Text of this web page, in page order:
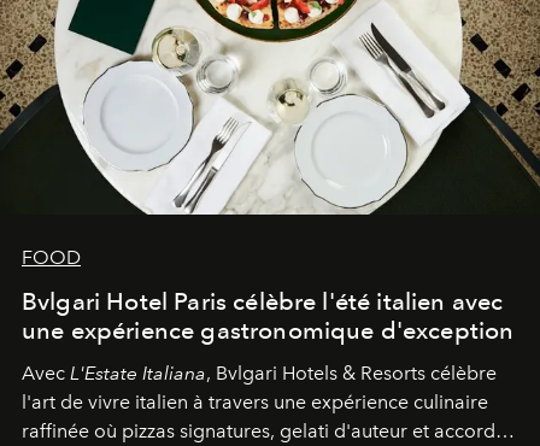
FOOD
Bvlgari Hotel Paris célèbre l'été italien avec
une expérience gastronomique d'exception
Avec L'Estate Italiana, Bvlgari Hotels & Resorts célèbre
l'art de vivre italien à travers une expérience culinaire
raffinée où pizzas signatures, gelati d'auteur et accords